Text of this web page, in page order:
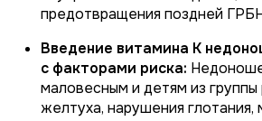
предотвращения поздней
Введение витамина К
с факторами риска:
маловесным и детям из группы
желтуха, нарушения глотания,